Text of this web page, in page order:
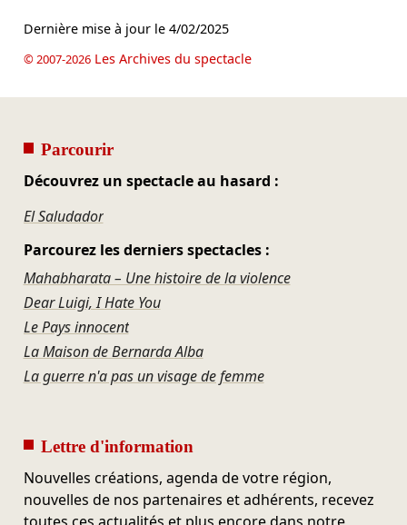
Dernière mise à jour le 4/02/2025
© 2007-2026Les Archives du spectacle
Parcourir
Découvrez un spectacle au hasard :
El Saludador
Parcourez les derniers spectacles :
Mahabharata – Une histoire de la violence
Dear Luigi, I Hate You
Le Pays innocent
La Maison de Bernarda Alba
La guerre n'a pas un visage de femme
Lettre d'information
Nouvelles créations, agenda de votre région,
nouvelles de nos partenaires et adhérents, recevez